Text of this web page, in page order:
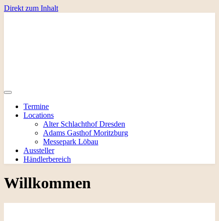
Direkt zum Inhalt
Termine
Locations
Alter Schlachthof Dresden
Adams Gasthof Moritzburg
Messepark Löbau
Aussteller
Händlerbereich
Willkommen